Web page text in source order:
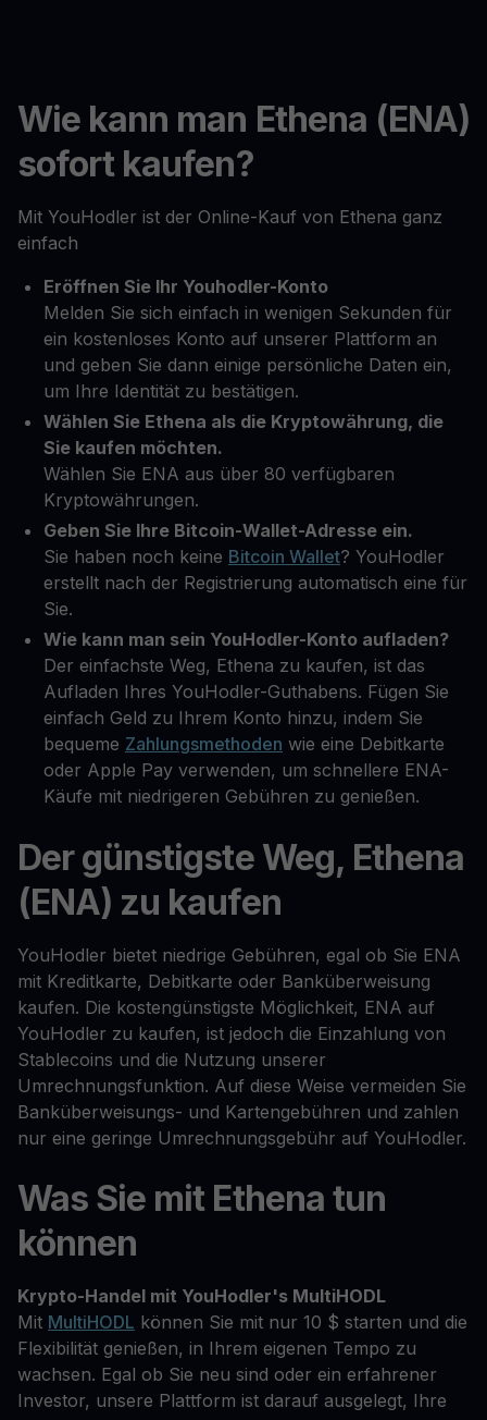
Wie kann man Ethena (ENA)
sofort kaufen?
Mit YouHodler ist der Online-Kauf von Ethena ganz
einfach
Eröffnen Sie Ihr Youhodler-Konto
Melden Sie sich einfach in wenigen Sekunden für
ein kostenloses Konto auf unserer Plattform an
und geben Sie dann einige persönliche Daten ein,
um Ihre Identität zu bestätigen.
Wählen Sie Ethena als die Kryptowährung, die
Sie kaufen möchten.
Wählen Sie ENA aus über 80 verfügbaren
Kryptowährungen.
Geben Sie Ihre Bitcoin-Wallet-Adresse ein.
Sie haben noch keine Bitcoin Wallet? YouHodler
erstellt nach der Registrierung automatisch eine für
Sie.
Wie kann man sein YouHodler-Konto aufladen?
Der einfachste Weg, Ethena zu kaufen, ist das
Aufladen Ihres YouHodler-Guthabens. Fügen Sie
einfach Geld zu Ihrem Konto hinzu, indem Sie
bequeme Zahlungsmethoden wie eine Debitkarte
oder Apple Pay verwenden, um schnellere ENA-
Käufe mit niedrigeren Gebühren zu genießen.
Der günstigste Weg, Ethena
(ENA) zu kaufen
YouHodler bietet niedrige Gebühren, egal ob Sie ENA
mit Kreditkarte, Debitkarte oder Banküberweisung
kaufen. Die kostengünstigste Möglichkeit, ENA auf
YouHodler zu kaufen, ist jedoch die Einzahlung von
Stablecoins und die Nutzung unserer
Umrechnungsfunktion. Auf diese Weise vermeiden Sie
Banküberweisungs- und Kartengebühren und zahlen
nur eine geringe Umrechnungsgebühr auf YouHodler.
Was Sie mit Ethena tun
können
Krypto-Handel mit YouHodler's MultiHODL
Mit MultiHODL können Sie mit nur 10 $ starten und die
Flexibilität genießen, in Ihrem eigenen Tempo zu
wachsen. Egal ob Sie neu sind oder ein erfahrener
Investor, unsere Plattform ist darauf ausgelegt, Ihre